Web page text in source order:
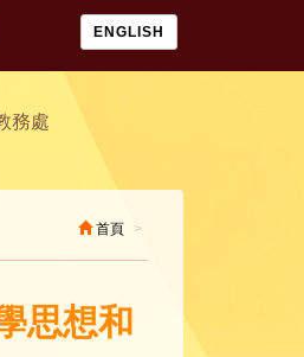
ENGLISH
務處
首頁
思想和